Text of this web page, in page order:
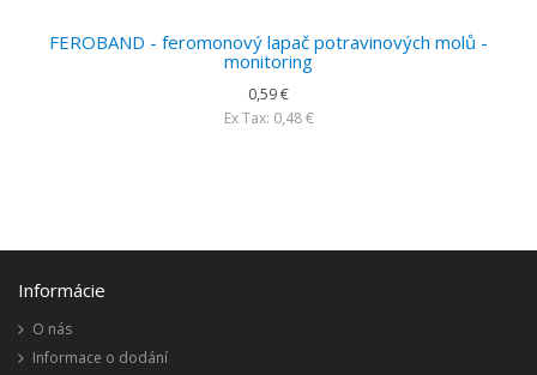
FEROBAND - feromonový lapač potravinových molů -
monitoring
0,59 €
Ex Tax: 0,48 €
Informácie
O nás
Informace o dodání